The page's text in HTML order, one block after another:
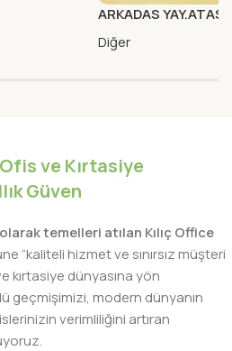
ARKADAS
DEYIMLER SOZLUGU
Diğer
ve Kırtasiye
Güven
temelleri atılan Kılıç Office
“kaliteli hizmet ve sınırsız müşteri
kırtasiye dünyasına yön
geçmişimizi, modern dünyanın
verimliliğini artıran